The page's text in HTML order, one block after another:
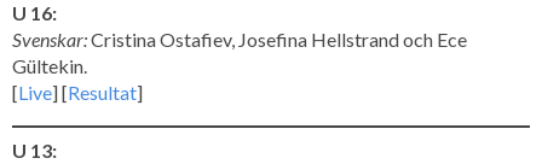
U 16:
Svenskar:Cristina Ostafiev, Josefina Hellstrand och Ece
Gültekin.
[Live] [Resultat]
U 13: